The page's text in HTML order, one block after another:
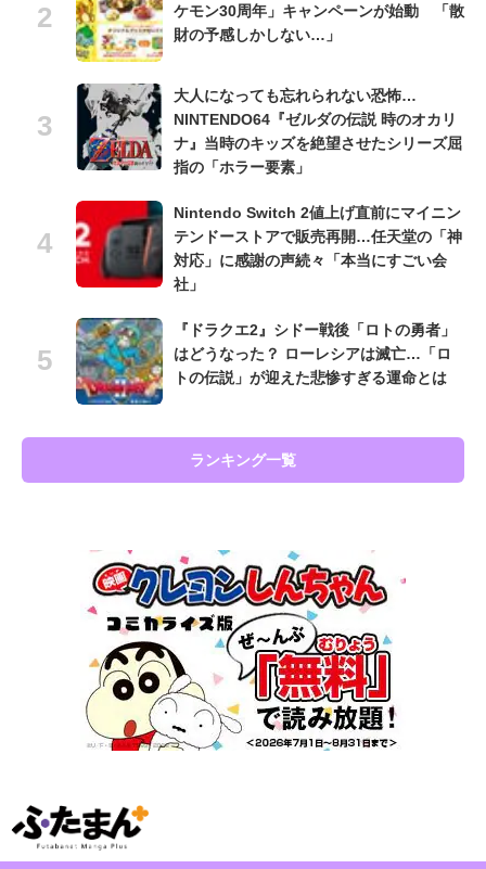
ケモン30周年」キャンペーンが始動 「散
財の予感しかしない…」
大人になっても忘れられない恐怖…
NINTENDO64『ゼルダの伝説 時のオカリ
ナ』当時のキッズを絶望させたシリーズ屈
指の「ホラー要素」
Nintendo Switch 2値上げ直前にマイニン
テンドーストアで販売再開…任天堂の「神
対応」に感謝の声続々「本当にすごい会
社」
『ドラクエ2』シドー戦後「ロトの勇者」
はどうなった？ ローレシアは滅亡…「ロ
トの伝説」が迎えた悲惨すぎる運命とは
ランキング一覧